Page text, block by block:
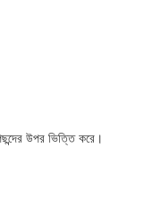
উপর ভিত্তি করে।